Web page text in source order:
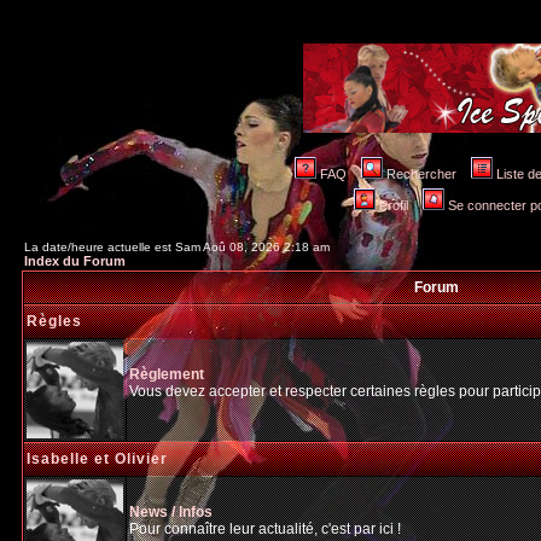
FAQ Rechercher Liste
Profil Se connecter
La date/heure actuelle est Sam Aoû 08, 2026 2:18 am
Index du Forum
Forum
Règles
Règlement
Vous devez accepter et respecter certaines règles pour
Isabelle et Olivier
News / Infos
Pour connaître leur actualité, c'est par ici !